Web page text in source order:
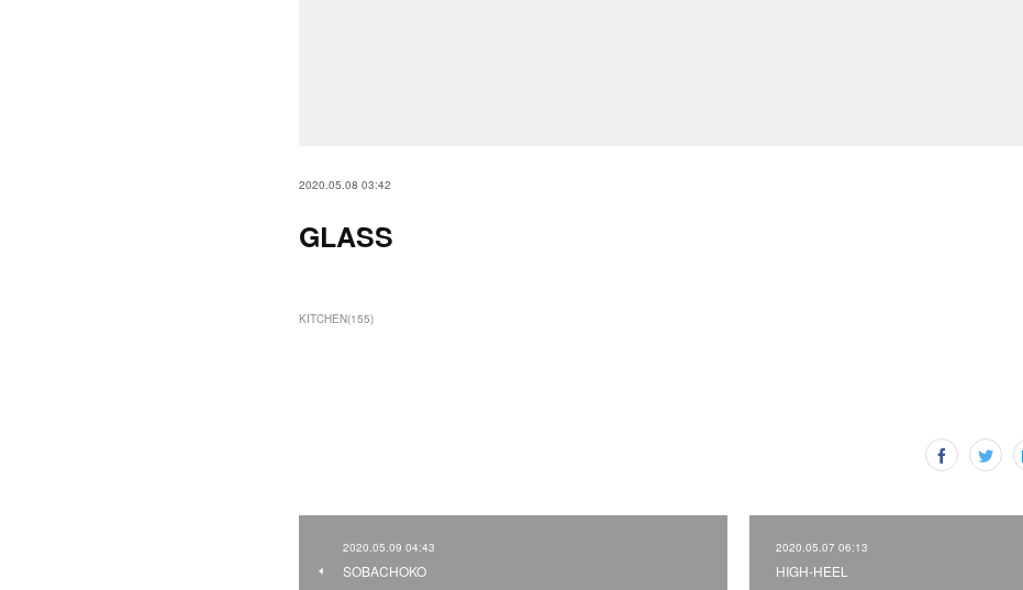
2020.05.08 03:42
GLASS
KITCHEN(155)
2020.05.09 04:43
SOBACHOKO
2020.05.07 06:13
HIGH-HEEL